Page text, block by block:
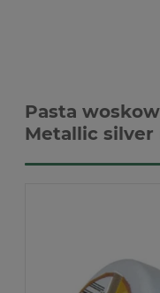
Pasta
Metallic silver